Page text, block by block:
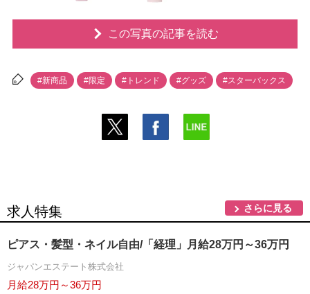
この写真の記事を読む
#新商品 #限定 #トレンド #グッズ #スターバックス
求人特集 さらに見る
ピアス・髪型・ネイル自由/「経理」月給28万円～36万円
ジャパンエステート株式会社
月給28万円～36万円